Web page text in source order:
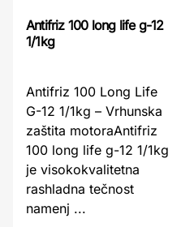
Antifriz 100 long life g-12
1/1kg
Antifriz 100 Long Life
G-12 1/1kg – Vrhunska
zaštita motoraAntifriz
100 long life g-12 1/1kg
je visokokvalitetna
rashladna tečnost
namenj ...